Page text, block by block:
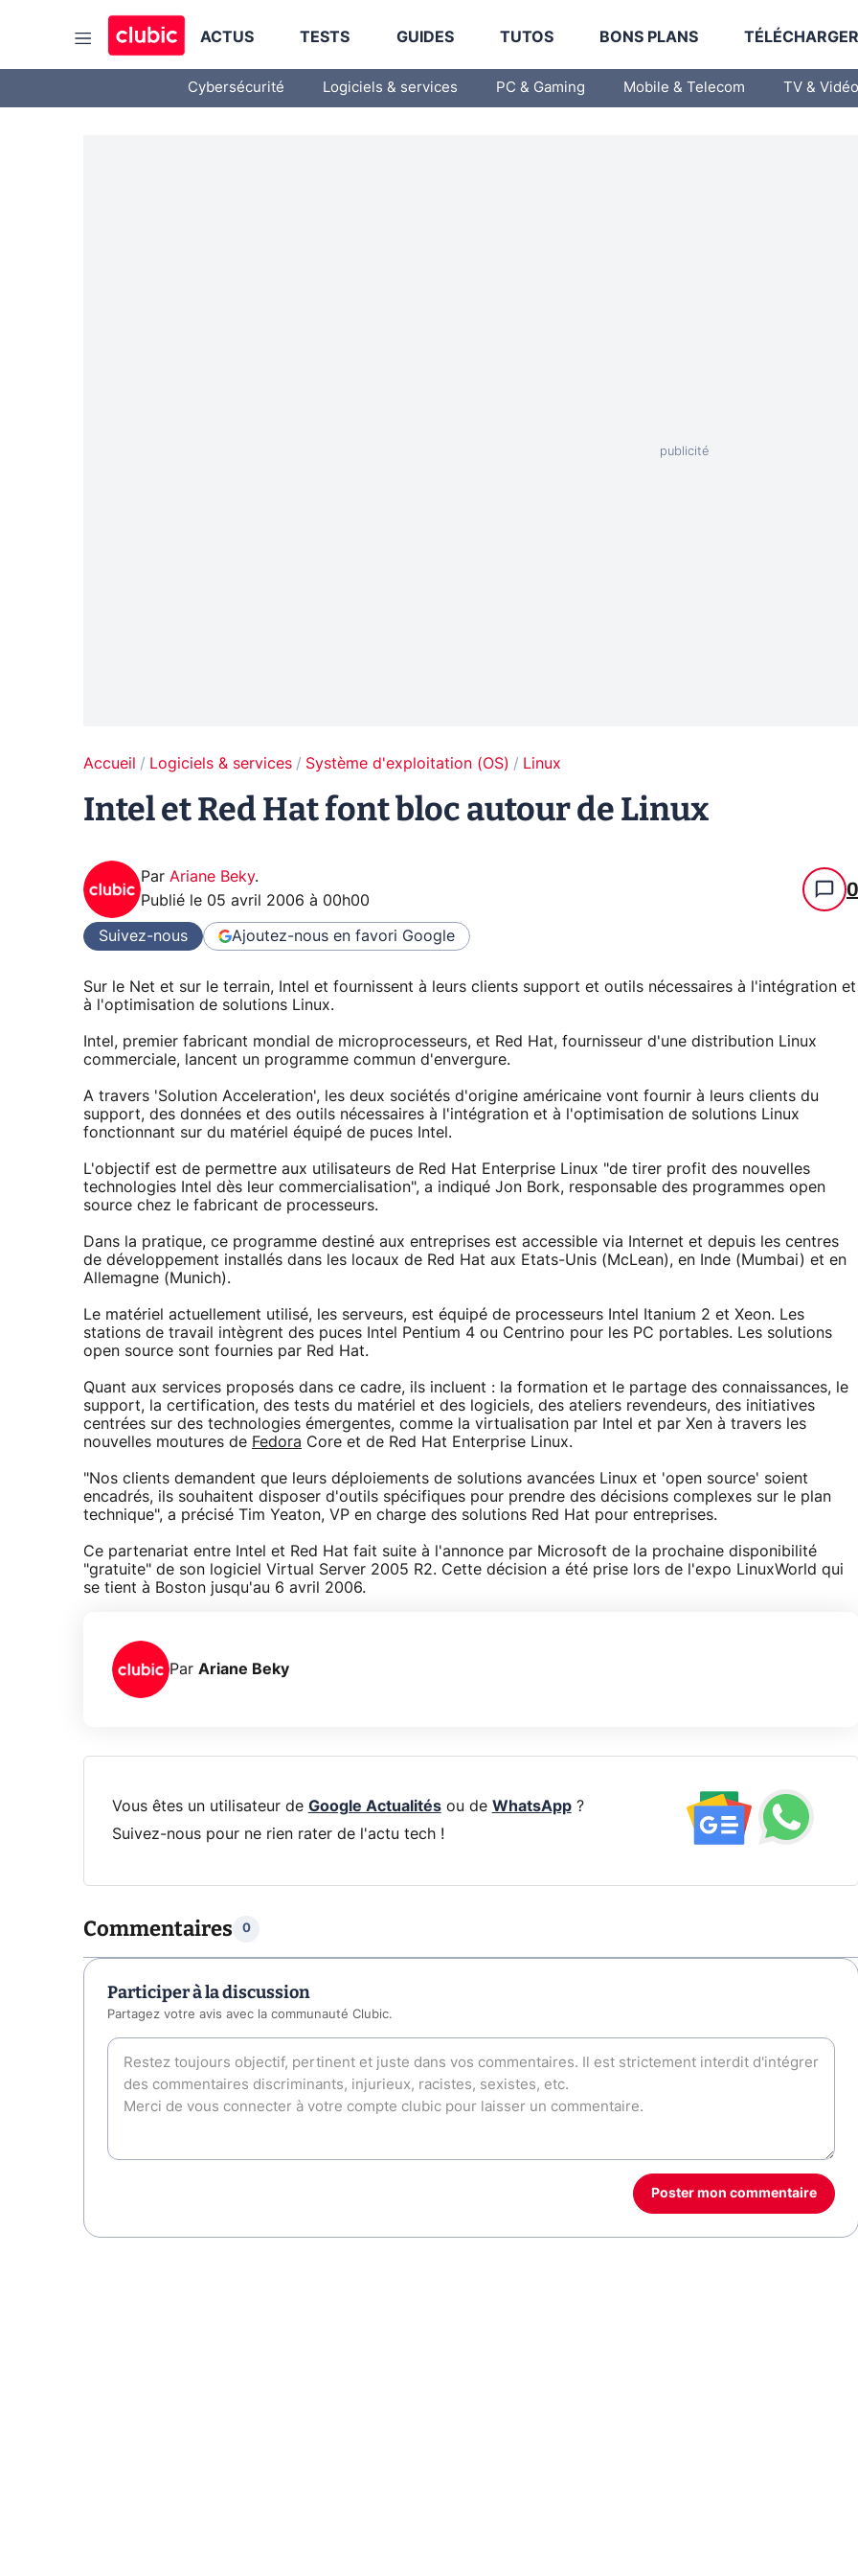
ACTUS TESTS GUIDES TUTOS BONS PLANS
Cybersécurité Logiciels & services PC & Gaming Mobile & Telecom TV & Vidéo
Accueil Logiciels & services Système d'exploitation (OS) Linux
Intel et Red Hat font bloc autour de Linux
Par Ariane Beky.
Publié le 05 avril 2006 à 00h00 0
Suivez-nous Ajoutez-nous en favori Google
Sur le Net et sur le terrain, Intel et fournissent à leurs clients support et outils nécessaires à l'intégration et
à l'optimisation de solutions Linux.
Intel, premier fabricant mondial de microprocesseurs, et Red Hat, fournisseur d'une distribution Linux
commerciale, lancent un programme commun d'envergure.
A travers 'Solution Acceleration', les deux sociétés d'origine américaine vont fournir à leurs clients du
support, des données et des outils nécessaires à l'intégration et à l'optimisation de solutions Linux
fonctionnant sur du matériel équipé de puces Intel.
L'objectif est de permettre aux utilisateurs de Red Hat Enterprise Linux "de tirer profit des nouvelles
technologies Intel dès leur commercialisation", a indiqué Jon Bork, responsable des programmes open
source chez le fabricant de processeurs.
Dans la pratique, ce programme destiné aux entreprises est accessible via Internet et depuis les centres
de développement installés dans les locaux de Red Hat aux Etats-Unis (McLean), en Inde (Mumbai) et en
Allemagne (Munich).
Le matériel actuellement utilisé, les serveurs, est équipé de processeurs Intel Itanium 2 et Xeon. Les
stations de travail intègrent des puces Intel Pentium 4 ou Centrino pour les PC portables. Les solutions
open source sont fournies par Red Hat.
Quant aux services proposés dans ce cadre, ils incluent : la formation et le partage des connaissances, le
support, la certification, des tests du matériel et des logiciels, des ateliers revendeurs, des initiatives
centrées sur des technologies émergentes, comme la virtualisation par Intel et par Xen à travers les
nouvelles moutures de Fedora Core et de Red Hat Enterprise Linux.
"Nos clients demandent que leurs déploiements de solutions avancées Linux et 'open source' soient
encadrés, ils souhaitent disposer d'outils spécifiques pour prendre des décisions complexes sur le plan
technique", a précisé Tim Yeaton, VP en charge des solutions Red Hat pour entreprises.
Ce partenariat entre Intel et Red Hat fait suite à l'annonce par Microsoft de la prochaine disponibilité
"gratuite" de son logiciel Virtual Server 2005 R2. Cette décision a été prise lors de l'expo LinuxWorld qui
se tient à Boston jusqu'au 6 avril 2006.
Par Ariane Beky
Vous êtes un utilisateur de Google Actualitésou de WhatsApp?
Suivez-nous pour ne rien rater de l'actu tech !
Commentaires 0
Participer à la discussion
Partagez votre avis avec la communauté Clubic.
Poster mon commentaire